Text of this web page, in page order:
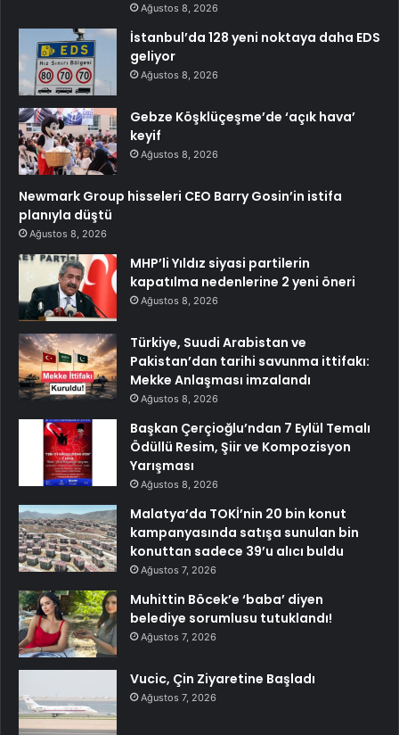
Ağustos 8, 2026
İstanbul’da 128 yeni noktaya daha EDS
geliyor
Ağustos 8, 2026
Gebze Köşklüçeşme’de ‘açık hava’
keyif
Ağustos 8, 2026
Newmark Group hisseleri CEO Barry Gosin’in istifa
planıyla düştü
Ağustos 8, 2026
MHP’li Yıldız siyasi partilerin
kapatılma nedenlerine 2 yeni öneri
Ağustos 8, 2026
Türkiye, Suudi Arabistan ve
Pakistan’dan tarihi savunma ittifakı:
Mekke Anlaşması imzalandı
Ağustos 8, 2026
Başkan Çerçioğlu’ndan 7 Eylül Temalı
Ödüllü Resim, Şiir ve Kompozisyon
Yarışması
Ağustos 8, 2026
Malatya’da TOKİ’nin 20 bin konut
kampanyasında satışa sunulan bin
konuttan sadece 39’u alıcı buldu
Ağustos 7, 2026
Muhittin Böcek’e ‘baba’ diyen
belediye sorumlusu tutuklandı!
Ağustos 7, 2026
Vucic, Çin Ziyaretine Başladı
Ağustos 7, 2026